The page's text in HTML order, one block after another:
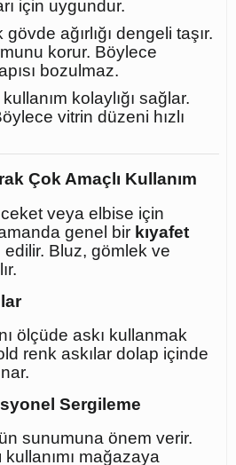
için uygundur.
ağırlığı dengeli taşır.
korur. Böylece
bozulmaz.
kolaylığı sağlar.
vitrin düzeni hızlı
Çok Amaçlı Kullanım
veya elbise için
genel bir kıyafet
Bluz, gömlek ve
ölçüde askı kullanmak
renk askılar dolap içinde
Sergileme
sunumuna önem verir.
kullanımı mağazaya